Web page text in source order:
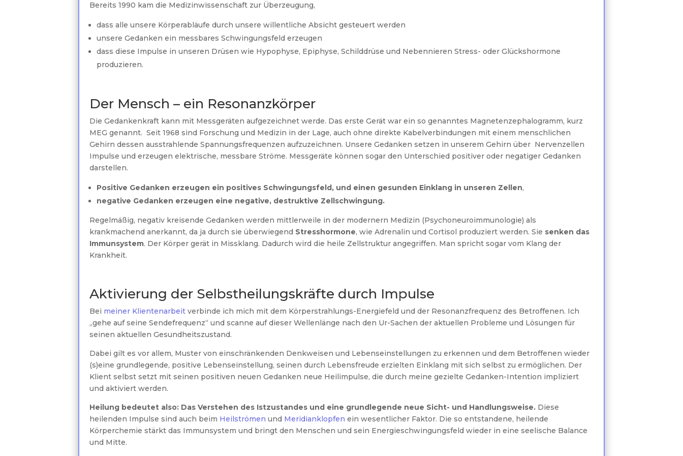
Bereits 1990 kam die Medizinwissenschaft zur Überzeugung,
dass alle unsere Körperabläufe durch unsere willentliche Absicht gesteuert werden
unsere Gedanken ein messbares Schwingungsfeld erzeugen
dass diese Impulse in unseren Drüsen wie Hypophyse, Epiphyse, Schilddrüse und Nebennieren Stress- oder Glückshormone
produzieren.
Der Mensch – ein Resonanzkörper
Die Gedankenkraft kann mit Messgeräten aufgezeichnet werde. Das erste Gerät war ein so genanntes Magnetenzephalogramm, kurz
MEG genannt. Seit 1968 sind Forschung und Medizin in der Lage, auch ohne direkte Kabelverbindungen mit einem menschlichen
Gehirn dessen ausstrahlende Spannungsfrequenzen aufzuzeichnen. Unsere Gedanken setzen in unserem Gehirn über Nervenzellen
Impulse und erzeugen elektrische, messbare Ströme. Messgeräte können sogar den Unterschied positiver oder negatiger Gedanken
darstellen.
Positive Gedanken erzeugen ein positives Schwingungsfeld, und einen gesunden Einklang in unseren Zellen,
negative Gedanken erzeugen eine negative, destruktive Zellschwingung.
Regelmäßig, negativ kreisende Gedanken werden mittlerweile in der modernern Medizin (Psychoneuroimmunologie) als
krankmachend anerkannt, da ja durch sie überwiegend Stresshormone, wie Adrenalin und Cortisol produziert werden. Sie senken das
Immunsystem. Der Körper gerät in Missklang. Dadurch wird die heile Zellstruktur angegriffen. Man spricht sogar vom Klang der
Krankheit.
Aktivierung der Selbstheilungskräfte durch Impulse
Bei meiner Klientenarbeit verbinde ich mich mit dem Körperstrahlungs-Energiefeld und der Resonanzfrequenz des Betroffenen. Ich
„gehe auf seine Sendefrequenz“ und scanne auf dieser Wellenlänge nach den Ur-Sachen der aktuellen Probleme und Lösungen für
seinen aktuellen Gesundheitszustand.
Dabei gilt es vor allem, Muster von einschränkenden Denkweisen und Lebenseinstellungen zu erkennen und dem Betroffenen wieder
(s)eine grundlegende, positive Lebenseinstellung, seinen durch Lebensfreude erzielten Einklang mit sich selbst zu ermöglichen. Der
Klient selbst setzt mit seinen positiven neuen Gedanken neue Heilimpulse, die durch meine gezielte Gedanken-Intention impliziert
und aktiviert werden.
Heilung bedeutet also: Das Verstehen des Istzustandes und eine grundlegende neue Sicht- und Handlungsweise. Diese
heilenden Impulse sind auch beim Heilströmenund Meridianklopfen ein wesentlicher Faktor. Die so entstandene, heilende
Körperchemie stärkt das Immunsystem und bringt den Menschen und sein Energieschwingungsfeld wieder in eine seelische Balance
und Mitte.